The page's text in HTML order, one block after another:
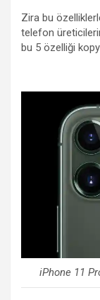
Zira bu
telefon
bu 5 özelliği
iPhone 11